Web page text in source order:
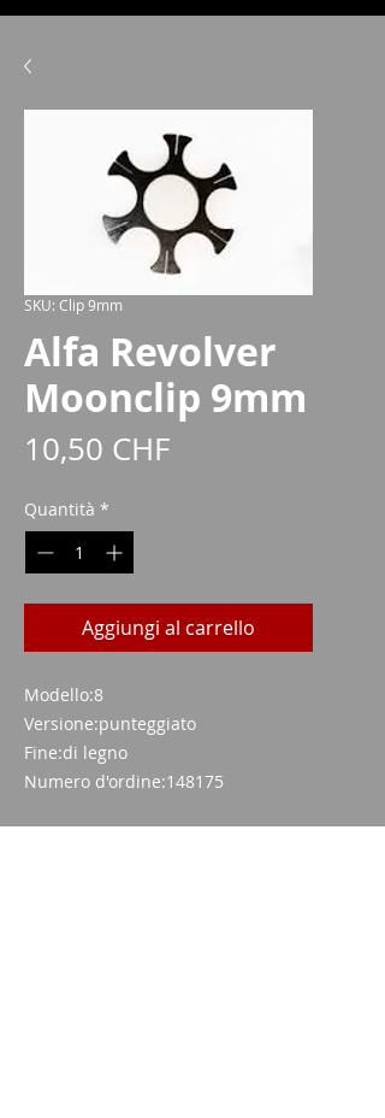
SKU: Clip 9mm
Alfa Revolver
Moonclip 9mm
10,50 CHFPrezzo
Quantità *
Aggiungi al carrello
Modello:8
Versione:punteggiato
Fine:di legno
Numero d'ordine:148175